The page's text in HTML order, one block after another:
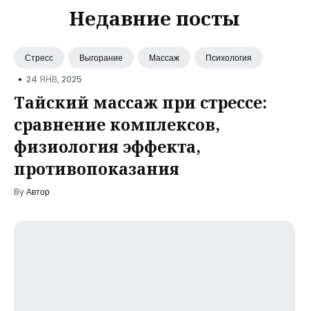
Недавние посты
Стресс Выгорание Массаж Психология
• 24 ЯНВ, 2025
Тайский массаж при стрессе:
сравнение комплексов,
физиология эффекта,
противопоказания
ByАвтор